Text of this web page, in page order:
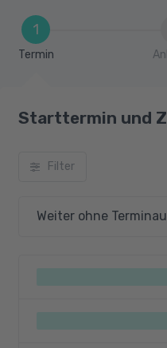
1
Termin
Starttermin und
Filter
Weiter ohne